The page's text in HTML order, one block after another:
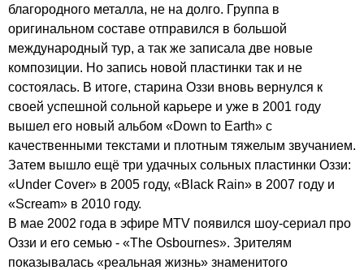
благородного металла, не на долго. Группа в
оригинальном составе отправился в большой
международный тур, а так же записала две новые
композиции. Но запись новой пластинки так и не
состоялась. В итоге, старина Оззи вновь вернулся к
своей успешной сольной карьере и уже в 2001 году
вышел его новый альбом «Down to Earth» с
качественными текстами и плотным тяжелым звучанием.
Затем вышло ещё три удачных сольных пластинки Оззи:
«Under Cover» в 2005 году, «Black Rain» в 2007 году и
«Scream» в 2010 году.
В мае 2002 года в эфире МTV появился шоу-сериал про
Оззи и его семью - «The Osbournes». Зрителям
показывалась «реальная жизнь» знаменитого